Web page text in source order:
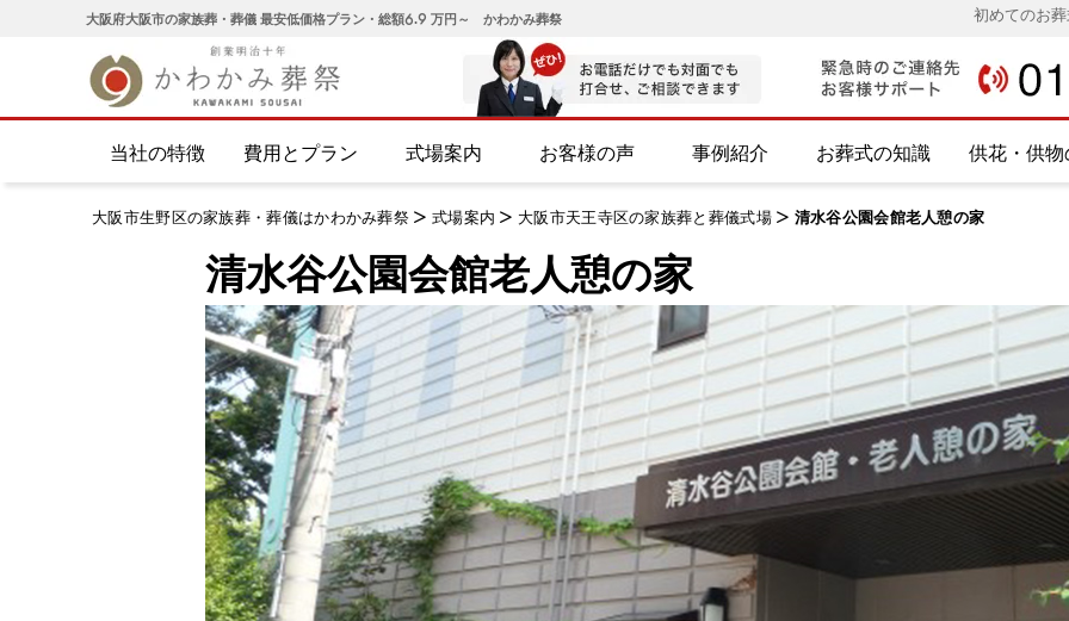
大阪府大阪市の家族葬・葬儀 最安低価格プラン・総額6.9 万円～ かわかみ葬祭 初めてのお葬
当社の特徴 費用とプラン 式場案内 お客様の声 事例紹介 お葬式の知識 供花・供物
大阪市生野区の家族葬・葬儀はかわかみ葬祭 > 式場案内 > 大阪市天王寺区の家族葬と葬儀式場> 清水谷公園会館老人憩の家
清水谷公園会館老人憩の家